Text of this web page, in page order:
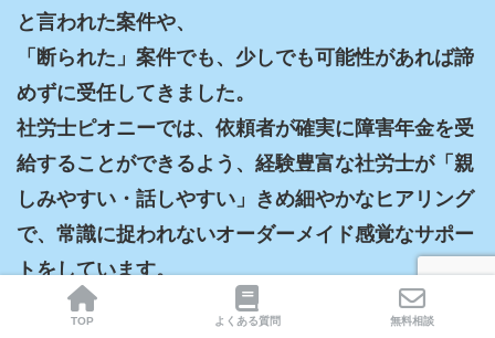
と言われた案件や、
「断られた」案件でも、少しでも可能性があれば諦
めずに受任してきました。
社労士ピオニーでは、依頼者が確実に障害年金を受
給することができるよう、経験豊富な社労士が「親
しみやすい・話しやすい」きめ細やかなヒアリング
で、常識に捉われないオーダーメイド感覚なサポー
トをしています。
無料相談はこちらから
TOP よくある質問 無料相談